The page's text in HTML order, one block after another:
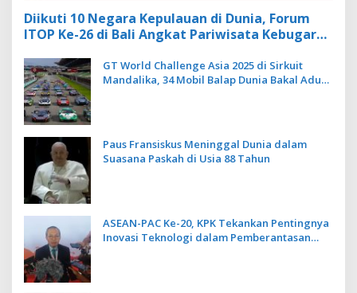
Diikuti 10 Negara Kepulauan di Dunia, Forum
ITOP Ke-26 di Bali Angkat Pariwisata Kebugaran
GT World Challenge Asia 2025 di Sirkuit
Mandalika, 34 Mobil Balap Dunia Bakal Adu
Paus Fransiskus Meninggal Dunia dalam
Suasana Paskah di Usia 88 Tahun
ASEAN-PAC Ke-20, KPK Tekankan Pentingnya
Inovasi Teknologi dalam Pemberantasan